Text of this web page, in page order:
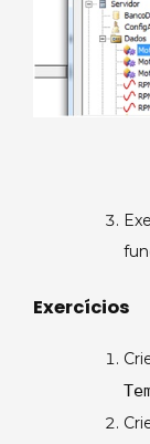
Exercícios